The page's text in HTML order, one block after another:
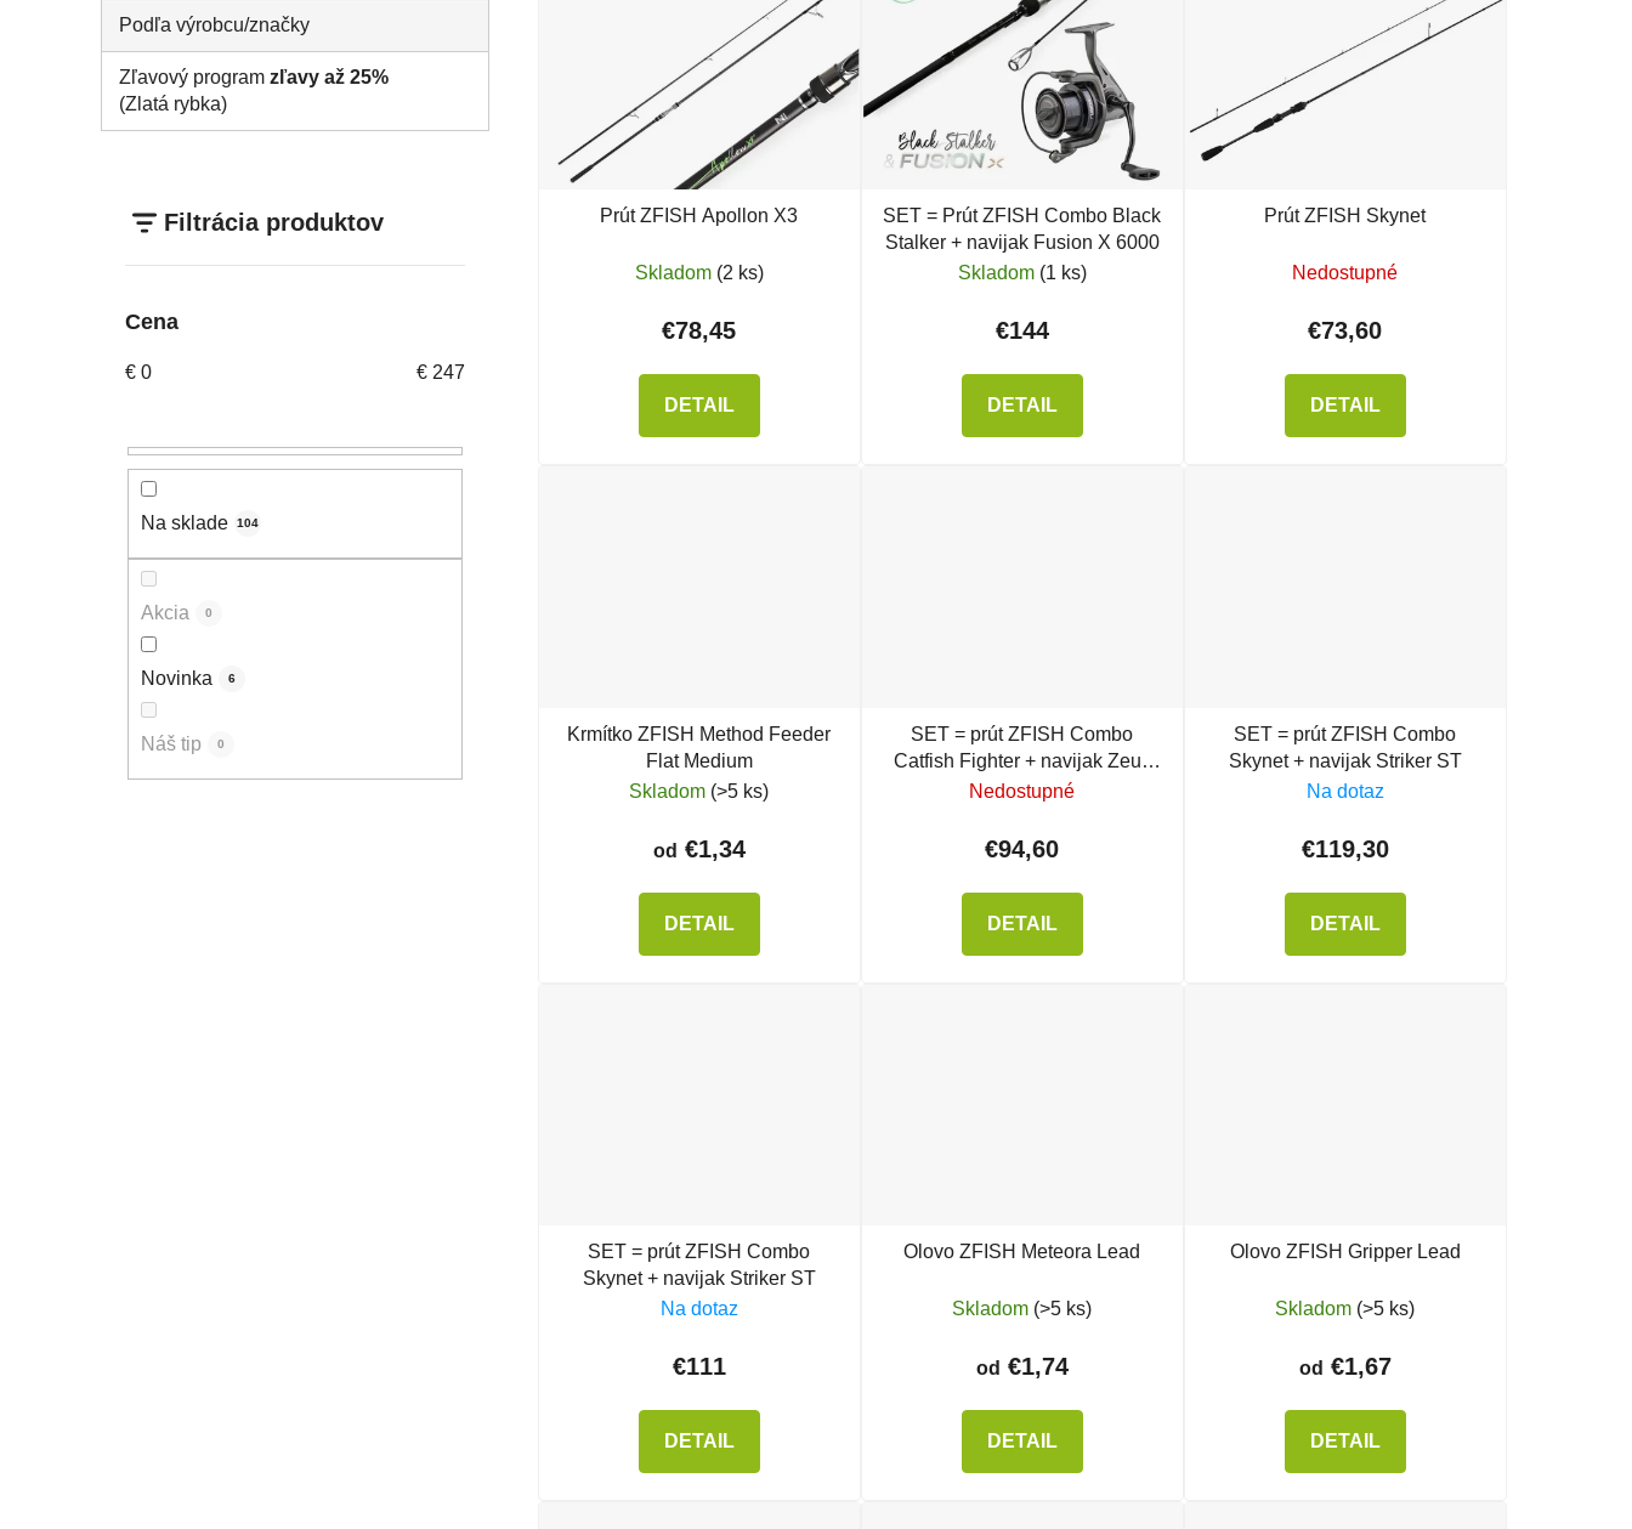
Podľa výrobcu/značky
Zľavový program zľavy až 25%
(Zlatá rybka)
Filtrácia produktov
Cena
€ 0 € 247
Na sklade 104
Akcia 0
Novinka 6
Náš tip 0
Prút ZFISH Apollon X3
Skladom (2 ks)
€78,45
DETAIL
SET = Prút ZFISH Combo Black
Stalker + navijak Fusion X 6000
Skladom (1 ks)
€144
DETAIL
Prút ZFISH Skynet
Nedostupné
€73,60
DETAIL
Krmítko ZFISH Method Feeder
Flat Medium
Skladom (>5 ks)
od €1,34
DETAIL
SET = prút ZFISH Combo
Catfish Fighter + navijak Zeus
ZX
Nedostupné
€94,60
DETAIL
SET = prút ZFISH Combo
Skynet + navijak Striker ST
Na dotaz
€119,30
DETAIL
SET = prút ZFISH Combo
Skynet + navijak Striker ST
Na dotaz
€111
DETAIL
Olovo ZFISH Meteora Lead
Skladom (>5 ks)
od €1,74
DETAIL
Olovo ZFISH Gripper Lead
Skladom (>5 ks)
od €1,67
DETAIL